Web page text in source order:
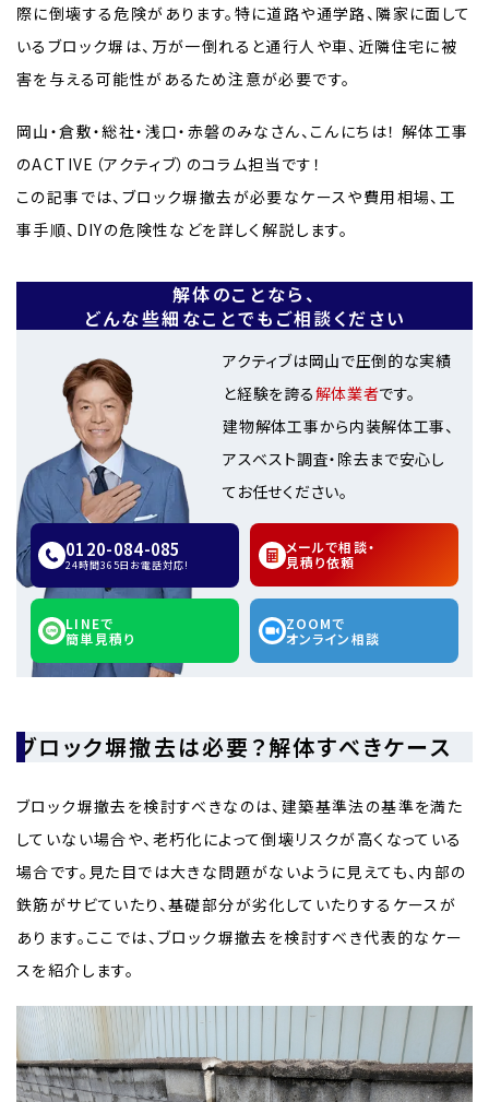
際に倒壊する危険があります。特に道路や通学路、隣家に面して
いるブロック塀は、万が一倒れると通行人や車、近隣住宅に被
害を与える可能性があるため注意が必要です。
岡山・倉敷・総社・浅口・赤磐のみなさん、こんにちは！ 解体工事
のACTIVE（アクティブ）のコラム担当です！
この記事では、ブロック塀撤去が必要なケースや費用相場、工
事手順、DIYの危険性などを詳しく解説します。
解体のことなら、
どんな些細なことでもご相談ください
アクティブは岡山で圧倒的な実績
と経験を誇る解体業者です。
建物解体工事から内装解体工事、
アスベスト調査・除去まで安心し
てお任せください。
0120-084-085
24時間365日お電話対応!
メールで相談・
見積り依頼
LINEで
簡単見積り
ZOOMで
オンライン相談
ブロック塀撤去は必要？解体すべきケース
ブロック塀撤去を検討すべきなのは、建築基準法の基準を満た
していない場合や、老朽化によって倒壊リスクが高くなっている
場合です。見た目では大きな問題がないように見えても、内部の
鉄筋がサビていたり、基礎部分が劣化していたりするケースが
あります。ここでは、ブロック塀撤去を検討すべき代表的なケー
スを紹介します。